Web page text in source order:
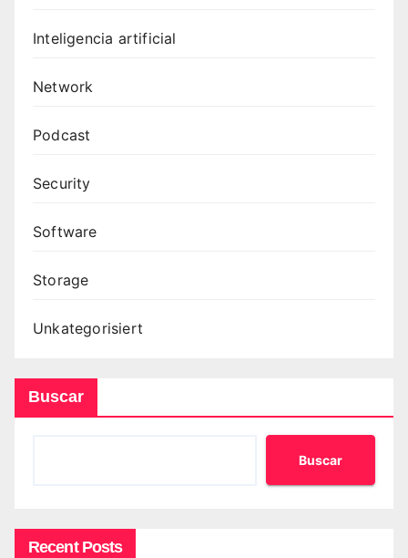
Inteligencia artificial
Network
Podcast
Security
Software
Storage
Unkategorisiert
Buscar
Buscar
Recent Posts